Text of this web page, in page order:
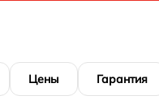
Цены Гарантия